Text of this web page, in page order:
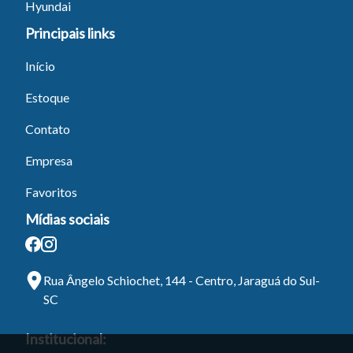
Hyundai
Principais links
Início
Estoque
Contato
Empresa
Favoritos
Mídias sociais
Rua Ângelo Schiochet, 144 - Centro, Jaraguá do Sul-
SC
Institucional: